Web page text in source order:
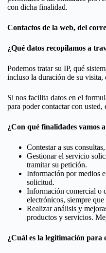
con dicha finalidad.
Contactos de la web, del
¿Qué datos recopilamos a
Podemos tratar su IP, qué
incluso la duración de su visita,
Si nos facilita datos en el
para poder contactar con usted,
¿Con qué finalidades vamos
Contestar a sus
Gestionar el servicio
tramitar su petición.
Información por medios
solicitud.
Información comercial o
electrónicos, siempre
Realizar análisis y
productos y servicios.
¿Cuál es la legitimación para